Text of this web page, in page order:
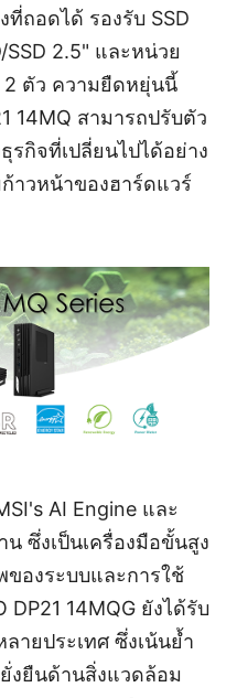
ถอดได้ รองรับ SSD
2.5" และหน่วย
2 ตัว ความยืดหยุ่นนี้
14MQ สามารถปรับตัว
รกิจที่เปลี่ยนไปได้อย่าง
าวหน้าของฮาร์ดแวร์
AI Engine และ
ซึ่งเป็นเครื่องมือขั้นสูง
องระบบและการใช้
14MQG ยังได้รับ
ายประเทศ ซึ่งเน้นย้ำ
งยืนด้านสิ่งแวดล้อม